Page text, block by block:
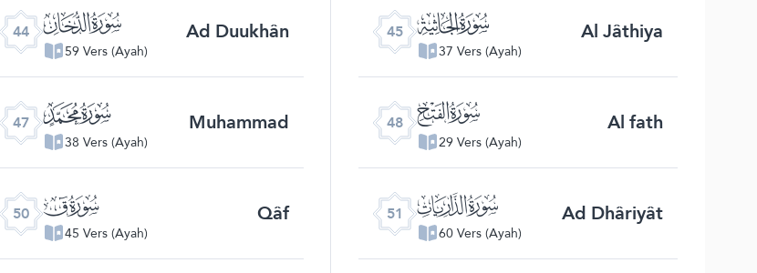
44 ﯙ
59 Vers (Ayah)
Ad Duukhân 45 ﯚ
37 Vers (Ayah)
Al Jâthiya
47 ﯜ
38 Vers (Ayah)
Muhammad 48 ﯝ
29 Vers (Ayah)
Al fath
50 ﯟ
45 Vers (Ayah)
Qâf 51 ﯠ
60 Vers (Ayah)
Ad Dhâriyât